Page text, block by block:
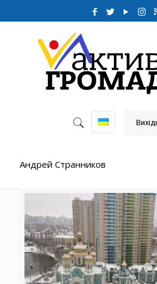
Андрей Странников